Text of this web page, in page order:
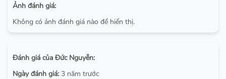
Ảnh đánh giá:
Không có ảnh đánh giá nào để hiển thị.
Đánh giá của Đức Nguyễn:
Ngày đánh giá: 3 năm trước